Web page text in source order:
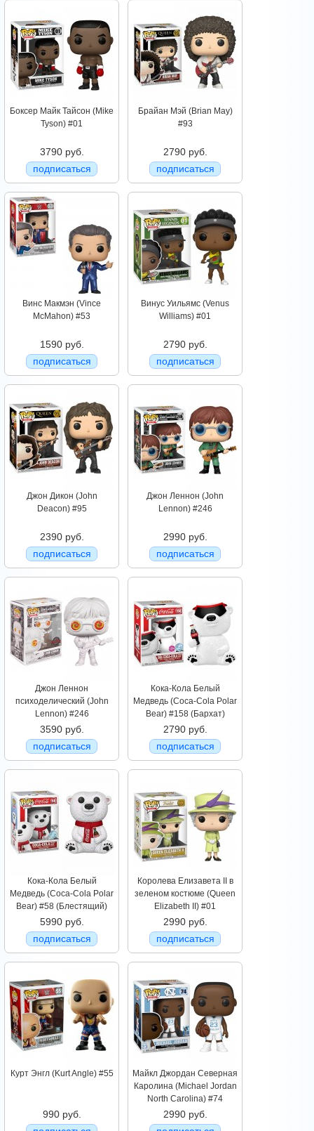
Боксер Майк Тайсон (Mike
Tyson) #01
3790 руб.
подписаться
Брайан Мэй (Brian May)
#93
2790 руб.
подписаться
Винс Макмэн (Vince
McMahon) #53
1590 руб.
подписаться
Винус Уильямс (Venus
Williams) #01
2790 руб.
подписаться
Джон Дикон (John
Deacon) #95
2390 руб.
подписаться
Джон Леннон (John
Lennon) #246
2990 руб.
подписаться
Джон Леннон
психоделический (John
Lennon) #246
3590 руб.
подписаться
Кока-Кола Белый
Медведь (Coca-Cola Polar
Bear) #158 (Бархат)
2790 руб.
подписаться
Кока-Кола Белый
Медведь (Coca-Cola Polar
Bear) #58 (Блестящий)
5990 руб.
подписаться
Королева Елизавета II в
зеленом костюме (Queen
Elizabeth II) #01
2990 руб.
подписаться
Курт Энгл (Kurt Angle) #55
990 руб.
Майкл Джордан Северная
Каролина (Michael Jordan
North Carolina) #74
2990 руб.